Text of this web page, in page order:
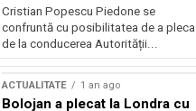
Cristian Popescu Piedone se
confruntă cu posibilitatea de a pleca
de la conducerea Autorității...
ACTUALITATE 1 an ago
Bolojan a plecat la Londra cu